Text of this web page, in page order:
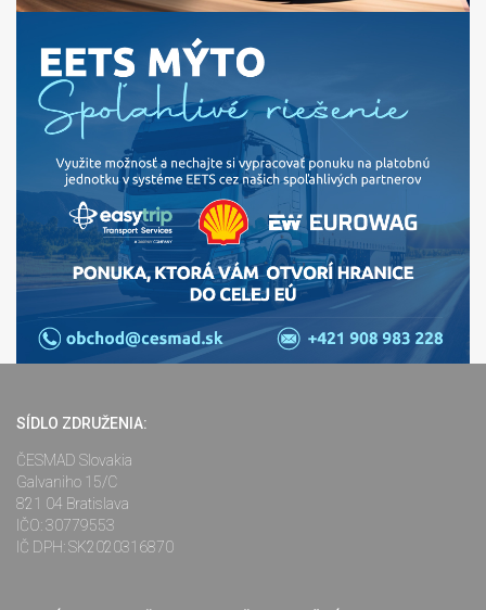
SÍDLO ZDRUŽENIA:
ČESMAD Slovakia
Galvaniho 15/C
821 04 Bratislava
IČO: 30779553
IČ DPH: SK2020316870